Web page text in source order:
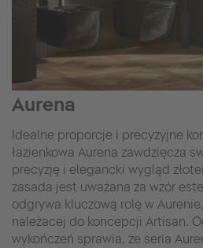
Aurena
Idealne proporcje i precyzyjne
łazienkowa Aurena zawdzięcza
precyzję i elegancki wygląd
zasada jest uważana za wzór
odgrywa kluczową rolę w
należacej do koncepcji Artisan.
wykończeń sprawia, że seria